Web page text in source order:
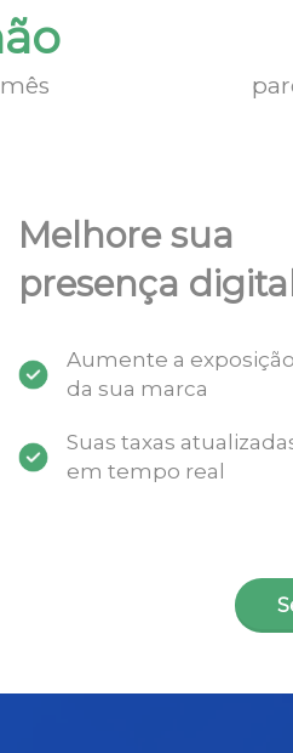
Melhore sua
presença
Aumente a exposição
da sua marca
Suas taxas
em tempo real